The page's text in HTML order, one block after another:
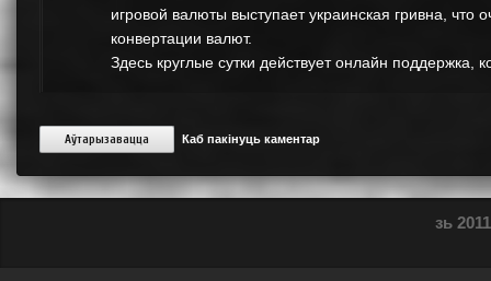
игровой валюты выступает украинская гривна,
конвертации валют.
Здесь круглые сутки действует онлайн
Аўтарызавацца Каб пакінуць каментар
зь 2011